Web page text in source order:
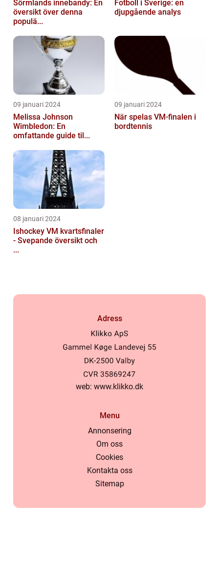
Sörmlands innebandy: En
översikt över denna
populä...
Fotboll i Sverige: en
djupgående analys
09 januari 2024
Melissa Johnson
Wimbledon: En
omfattande guide til...
09 januari 2024
När spelas VM-finalen i
bordtennis
08 januari 2024
Ishockey VM kvartsfinaler
- Svepande översikt och
...
Adress
web: www.klikko.dk
Menu
Annonsering
Om oss
Cookies
Kontakta oss
Sitemap